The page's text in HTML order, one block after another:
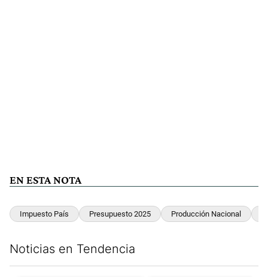
EN ESTA NOTA
Impuesto País Presupuesto 2025 Producción Nacional
Noticias en Tendencia